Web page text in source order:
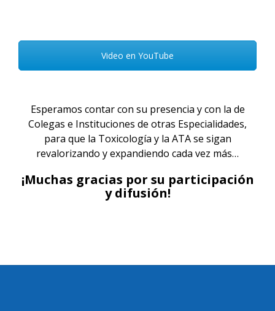
Video en YouTube
Esperamos contar con su presencia y con la de
Colegas e Instituciones de otras Especialidades,
para que la Toxicología y la ATA se sigan
revalorizando y expandiendo cada vez más…
¡Muchas gracias por su participación
y difusión!